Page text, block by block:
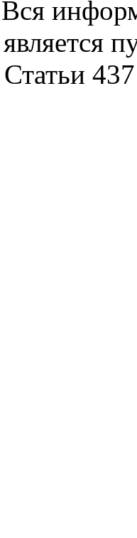
Вся
является
Статьи